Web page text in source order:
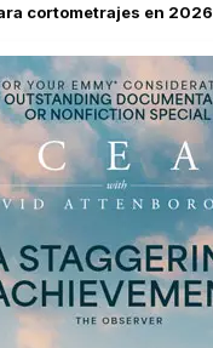
cortometrajes en 2026